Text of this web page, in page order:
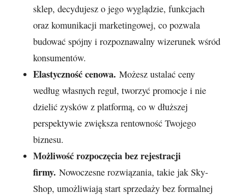
sklep, decydujesz o jego wyglądzie, funkcjach
oraz komunikacji marketingowej, co pozwala
budować spójny i rozpoznawalny wizerunek wśród
konsumentów.
Elastyczność cenowa.Możesz ustalać ceny
według własnych reguł, tworzyć promocje i nie
dzielić zysków z platformą, co w dłuższej
perspektywie zwiększa rentowność Twojego
biznesu.
Możliwość rozpoczęcia bez rejestracji
firmy. Nowoczesne rozwiązania, takie jak Sky-
Shop, umożliwiają start sprzedaży bez formalnej